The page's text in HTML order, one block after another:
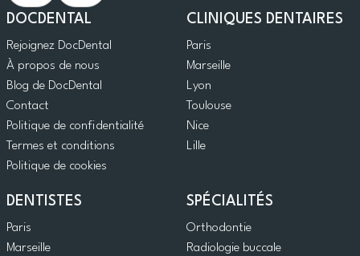
DOCDENTAL
Rejoignez DocDental
À propos de nous
Blog de DocDental
Contact
Politique de confidentialité
Termes et conditions
Politique de cookies
CLINIQUES DENTAIRES
Paris
Marseille
Lyon
Toulouse
Nice
Lille
DENTISTES
Paris
Marseille
SPÉCIALITÉS
Orthodontie
Radiologie buccale